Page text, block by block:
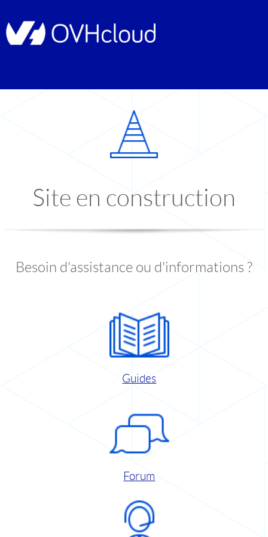
Site en construction
Besoin d'assistance ou d'informations ?
Guides
Forum